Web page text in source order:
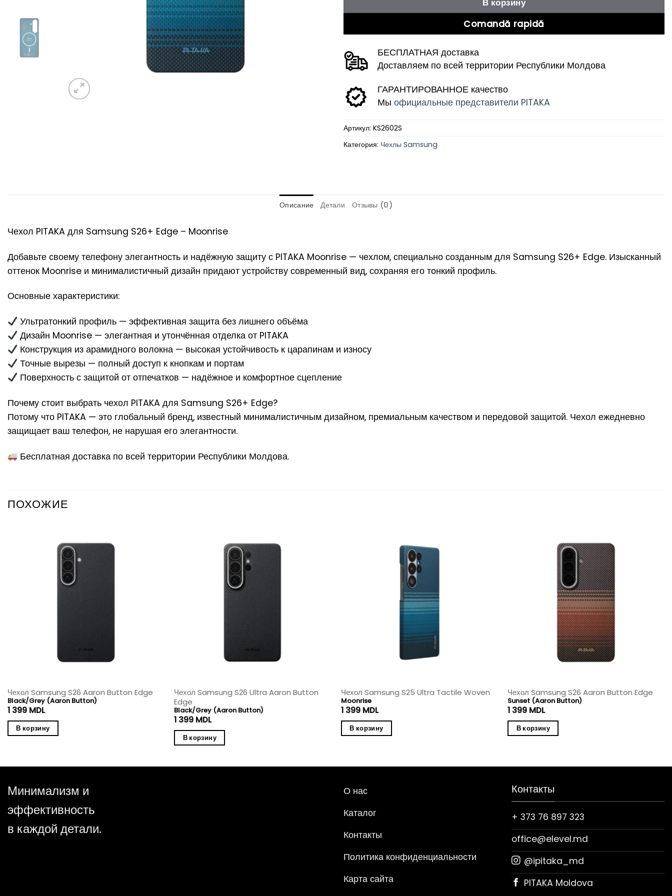
В корзину
Comandă rapidă
БЕСПЛАТНАЯ доставка
Доставляем по всей территории Республики Молдова
ГАРАНТИРОВАННОЕ качество
Мы официальные представители PITAKA
Артикул: KS2602S
Категория: Чехлы Samsung
Описание Детали Отзывы (0)
Чехол PITAKA для Samsung S26+ Edge – Moonrise
Добавьте своему телефону элегантность и надёжную защиту с PITAKA Moonrise — чехлом, специально созданным для Samsung S26+ Edge. Изысканный
оттенок Moonrise и минималистичный дизайн придают устройству современный вид, сохраняя его тонкий профиль.
Основные характеристики:
Ультратонкий профиль — эффективная защита без лишнего объёма
Дизайн Moonrise — элегантная и утончённая отделка от PITAKA
Конструкция из арамидного волокна — высокая устойчивость к царапинам и износу
Точные вырезы — полный доступ к кнопкам и портам
Поверхность с защитой от отпечатков — надёжное и комфортное сцепление
Почему стоит выбрать чехол PITAKA для Samsung S26+ Edge?
Потому что PITAKA — это глобальный бренд, известный минималистичным дизайном, премиальным качеством и передовой защитой. Чехол ежедневно
защищает ваш телефон, не нарушая его элегантности.
Бесплатная доставка по всей территории Республики Молдова.
ПОХОЖИЕ
Чехол Samsung S26 Aaron Button Edge
Black/Grey (Aaron Button)
1 399 MDL
В корзину
Чехол Samsung S26 Ultra Aaron Button
Edge
Black/Grey (Aaron Button)
1 399 MDL
В корзину
Чехол Samsung S25 Ultra Tactile Woven
Moonrise
1 399 MDL
В корзину
Чехол Samsung S26 Aaron Button Edge
Sunset (Aaron Button)
1 399 MDL
В корзину
Минимализм и
эффективность
в каждой детали.
О нас
Каталог
Контакты
Политика конфиденциальности
Карта сайта
Контакты
+ 373 76 897 323
office@elevel.md
@ipitaka_md
PITAKA Moldova